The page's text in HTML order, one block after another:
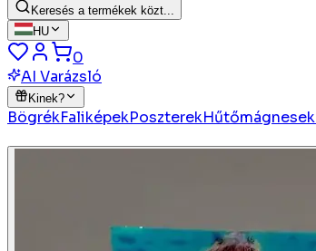
Keresés a termékek közt...
HU
0
AI Varázsló
Kinek?
BögrékFaliképekPoszterekHűtőmágnesek